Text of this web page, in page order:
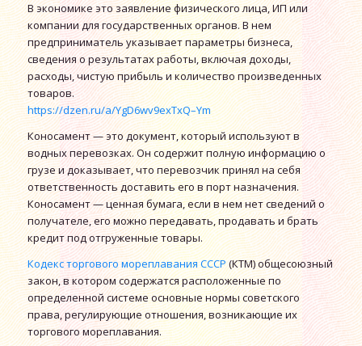
В экономике это заявление физического лица, ИП или
компании для государственных органов. В нем
предприниматель указывает параметры бизнеса,
сведения о результатах работы, включая доходы,
расходы, чистую прибыль и количество произведенных
товаров.
https://dzen.ru/a/YgD6wv9exTxQ–Ym
Коносамент — это документ, который используют в
водных перевозках. Он содержит полную информацию о
грузе и доказывает, что перевозчик принял на себя
ответственность доставить его в порт назначения.
Коносамент — ценная бумага, если в нем нет сведений о
получателе, его можно передавать, продавать и брать
кредит под отгруженные товары.
Кодекс торгового мореплавания СССР(КТМ) общесоюзный
закон, в котором содержатся расположенные по
определенной системе основные нормы советского
права, регулирующие отношения, возникающие их
торгового мореплавания.